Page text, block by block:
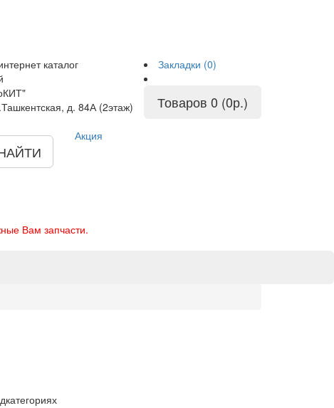
каталог
д. 84А (2этаж)
Закладки (0)
Товаров 0 (0р.)
Акция
Вам запчасти.